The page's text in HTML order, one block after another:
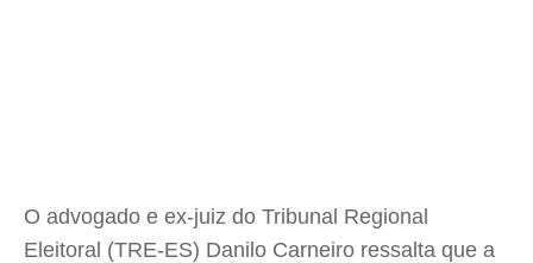
O advogado e ex-juiz do Tribunal Regional
Eleitoral (TRE-ES) Danilo Carneiro ressalta que a